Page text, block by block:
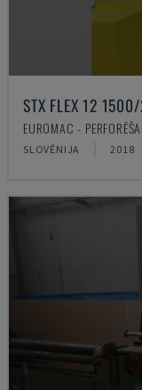
STX FLEX 12
EUROMAC -
SLOVĒNIJA 2018